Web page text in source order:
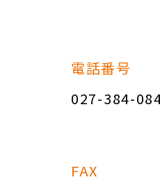
電話番号
027-384-
FAX